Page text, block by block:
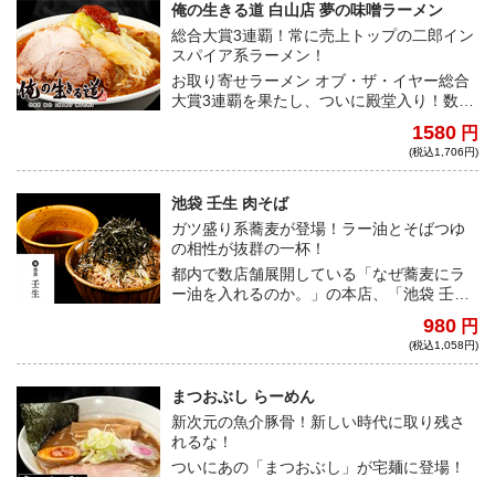
俺の生きる道 白山店 夢の味噌ラーメン
総合大賞3連覇！常に売上トップの二郎イン
スパイア系ラーメン！
お取り寄せラーメン オブ・ザ・イヤー総合
大賞3連覇を果たし、ついに殿堂入り！数多
1580 円
(税込1,706円)
池袋 壬生 肉そば
ガツ盛り系蕎麦が登場！ラー油とそばつゆ
の相性が抜群の一杯！
都内で数店舗展開している「なぜ蕎麦にラ
ー油を入れるのか。」の本店、「池袋 壬
に近づけた食感の自家製麺を使用。コクの
深いそばつゆにラー油を入れることで、複
応え充分！※そばアレルギーの方はご遠慮
下さい。
980 円
(税込1,058円)
まつおぶし らーめん
新次元の魚介豚骨！新しい時代に取り残さ
れるな！
ついにあの「まつおぶし」が宅麺に登場！